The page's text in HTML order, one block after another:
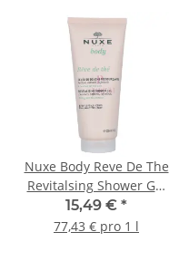
Nuxe Body Reve De The
Revitalsing Shower Gel
200ml
15,49 € *
77,43 € pro 1 l